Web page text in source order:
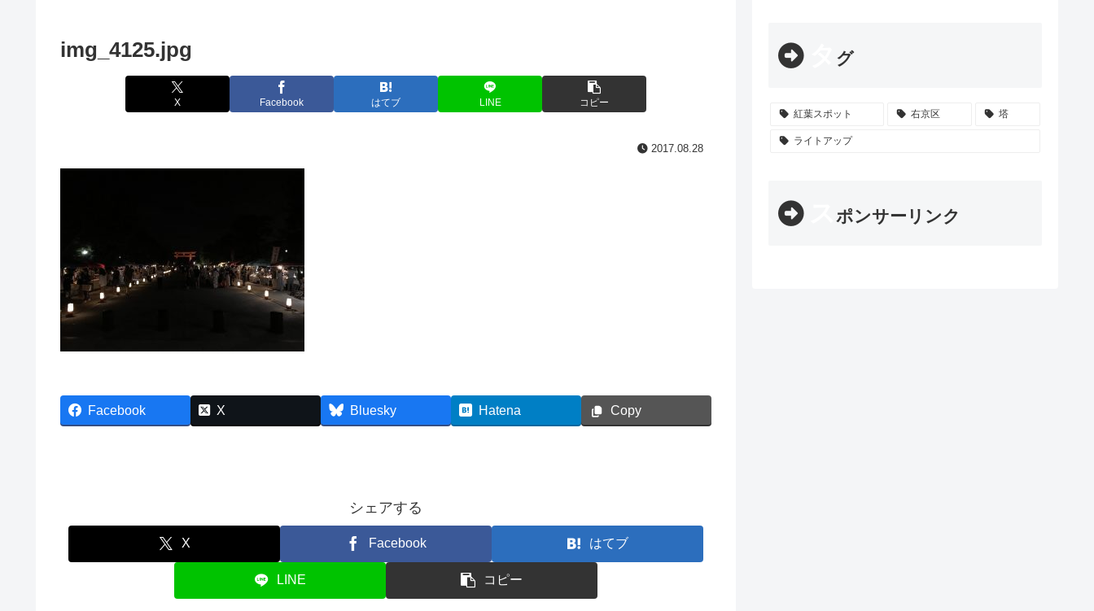
img_4125.jpg
X Facebook はてブ LINE コピー
2017.08.28
Facebook X Bluesky Hatena Copy
シェアする
X Facebook はてブ
LINE コピー
グ
紅葉スポット 右京区 塔
ライトアップ
ポンサーリンク